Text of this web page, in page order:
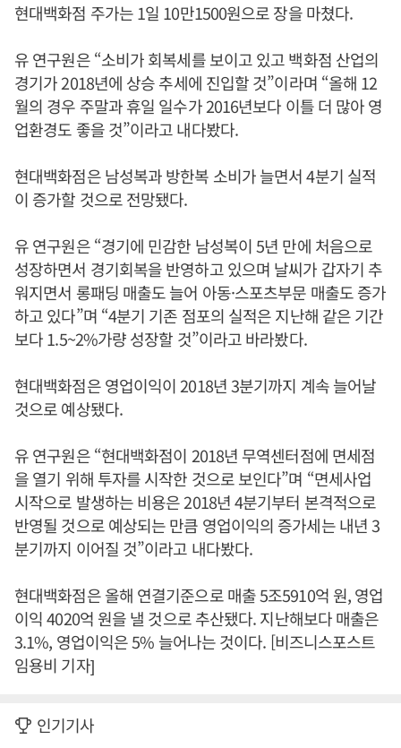
현대백화점 주가는 1일 10만1500원으로 장을 마쳤다.
유 연구원은 “소비가 회복세를 보이고 있고 백화점 산업의
경기가 2018년에 상승 추세에 진입할 것”이라며 “올해 12
월의 경우 주말과 휴일 일수가 2016년보다 이틀 더 많아 영
업환경도 좋을 것”이라고 내다봤다.
현대백화점은 남성복과 방한복 소비가 늘면서 4분기 실적
이 증가할 것으로 전망됐다.
유 연구원은 “경기에 민감한 남성복이 5년 만에 처음으로
성장하면서 경기회복을 반영하고 있으며 날씨가 갑자기 추
워지면서 롱패딩 매출도 늘어 아동·스포츠부문 매출도 증가
하고 있다”며 “4분기 기존 점포의 실적은 지난해 같은 기간
보다 1.5~2%가량 성장할 것”이라고 바라봤다.
현대백화점은 영업이익이 2018년 3분기까지 계속 늘어날
것으로 예상됐다.
유 연구원은 “현대백화점이 2018년 무역센터점에 면세점
을 열기 위해 투자를 시작한 것으로 보인다”며 “면세사업
시작으로 발생하는 비용은 2018년 4분기부터 본격적으로
반영될 것으로 예상되는 만큼 영업이익의 증가세는 내년 3
분기까지 이어질 것”이라고 내다봤다.
현대백화점은 올해 연결기준으로 매출 5조5910억 원, 영업
이익 4020억 원을 낼 것으로 추산됐다. 지난해보다 매출은
3.1%, 영업이익은 5% 늘어나는 것이다. [비즈니스포스트
임용비 기자]
인기기사